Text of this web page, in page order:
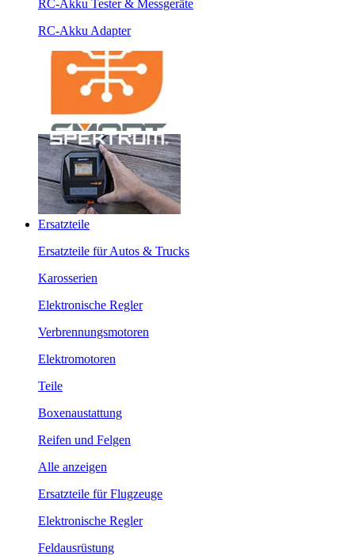
RC-Akku Tester & Messgeräte
RC-Akku Adapter
Ersatzteile
Ersatzteile für Autos & Trucks
Karosserien
Elektronische Regler
Verbrennungsmotoren
Elektromotoren
Teile
Boxenaustattung
Reifen und Felgen
Alle anzeigen
Ersatzteile für Flugzeuge
Elektronische Regler
Feldausrüstung